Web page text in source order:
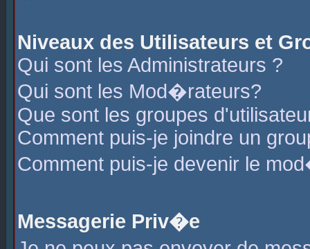
Niveaux des Utilisateurs et
Qui sont les Administrateurs ?
Qui sont les Mod�rateurs?
Que sont les groupes
Comment puis-je joindre un
Comment puis-je devenir le
Messagerie Priv�e